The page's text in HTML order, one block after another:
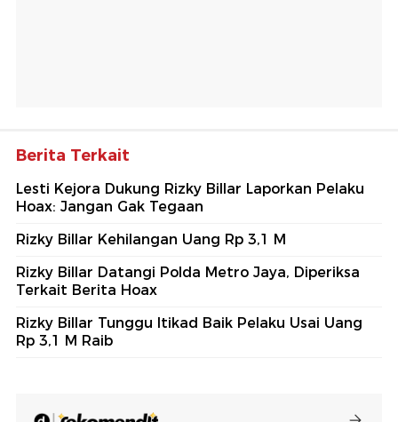
Berita Terkait
Lesti Kejora Dukung Rizky Billar Laporkan Pelaku
Hoax: Jangan Gak Tegaan
Rizky Billar Kehilangan Uang Rp 3,1 M
Rizky Billar Datangi Polda Metro Jaya, Diperiksa
Terkait Berita Hoax
Rizky Billar Tunggu Itikad Baik Pelaku Usai Uang
Rp 3,1 M Raib